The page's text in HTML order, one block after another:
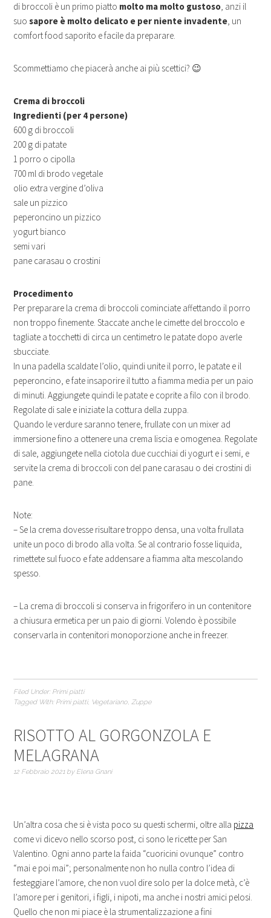
di broccoli è un primo piatto molto ma molto gustoso, anzi il
suosapore è molto delicato e per niente invadente, un
comfort food saporito e facile da preparare.
Scommettiamo che piacerà anche ai più scettici? 😉
Crema di broccoli
Ingredienti (per 4 persone)
600 g di broccoli
200 g di patate
1 porro o cipolla
700 ml di brodo vegetale
olio extra vergine d’oliva
sale un pizzico
peperoncino un pizzico
yogurt bianco
semi vari
pane carasau o crostini
Procedimento
Per preparare la crema di broccoli cominciate affettando il porro
non troppo finemente. Staccate anche le cimette del broccolo e
tagliate a tocchetti di circa un centimetro le patate dopo averle
sbucciate.
In una padella scaldate l’olio, quindi unite il porro, le patate e il
peperoncino, e fate insaporire il tutto a fiamma media per un paio
di minuti. Aggiungete quindi le patate e coprite a filo con il brodo.
Regolate di sale e iniziate la cottura della zuppa.
Quando le verdure saranno tenere, frullate con un mixer ad
immersione fino a ottenere una crema liscia e omogenea. Regolate
di sale, aggiungete nella ciotola due cucchiai di yogurt e i semi, e
servite la crema di broccoli con del pane carasau o dei crostini di
pane.
Note:
– Se la crema dovesse risultare troppo densa, una volta frullata
unite un poco di brodo alla volta. Se al contrario fosse liquida,
rimettete sul fuoco e fate addensare a fiamma alta mescolando
spesso.
– La crema di broccoli si conserva in frigorifero in un contenitore
a chiusura ermetica per un paio di giorni. Volendo è possibile
conservarla in contenitori monoporzione anche in freezer.
Filed Under: Primi piatti
Tagged With: Primi piatti, Vegetariano,Zuppe
RISOTTO AL GORGONZOLA E
MELAGRANA
12 Febbraio 2021by Elena Gnani
Un’altra cosa che si è vista poco su questi schermi, oltre alla pizza
come vi dicevo nello scorso post, ci sono le ricette per San
Valentino. Ogni anno parte la faida “cuoricini ovunque” contro
“mai e poi mai”; personalmente non ho nulla contro l’idea di
festeggiare l’amore, che non vuol dire solo per la dolce metà, c’è
l’amore per i genitori, i figli, i nipoti, ma anche i nostri amici pelosi.
Quello che non mi piace è la strumentalizzazione a fini